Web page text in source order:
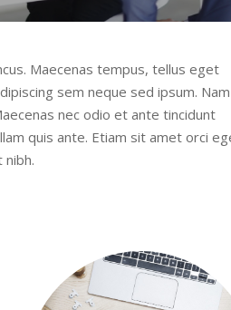
Maecenas tempus, tellus eget
sem neque sed ipsum. Nam
nec odio et ante tincidunt
quis ante. Etiam sit amet orci
nibh.